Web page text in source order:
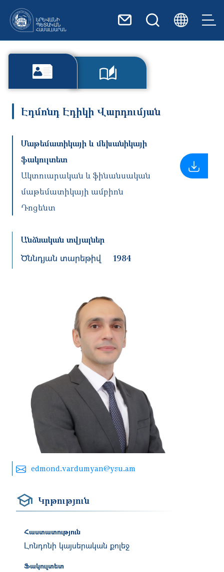
edmond.vardumyan@ysu.am
Էդմոնդ Էդիկի Վարդումյան
Մաթեմատիկայի և մեխանիկայի
ֆակուլտետ
Ակտուարական և ֆինանսական
մաթեմատիկայի ամբիոն
Դոցենտ
Անձնական տվյալներ
Ծննդյան տարեթիվ 1984
Կրթություն
Հաստատություն
Լոնդոնի կայսերական քոլեջ
Ֆակուլտետ